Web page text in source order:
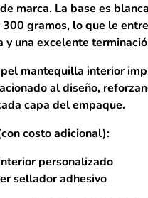
marca. La base es
300 gramos, lo que le
y una excelente
mantequilla interior
al diseño,
capa del empaque.
costo adicional):
personalizado
sellador adhesivo